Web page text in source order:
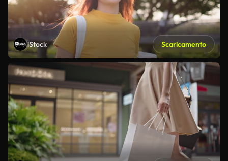
iStock Scaricamento